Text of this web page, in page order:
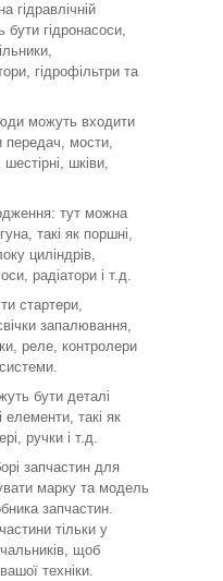
гідравлічній
бути гідронасоси,
гідрофільтри та
можуть входити
передач, мости,
шківи,
тут можна
такі як поршні,
циліндрів,
радіатори і т.д.
стартери,
запалювання,
реле, контролери
бути деталі
елементи, такі як
ручки і т.д.
запчастин для
марку та модель
запчастин.
тільки у
щоб
техніки.